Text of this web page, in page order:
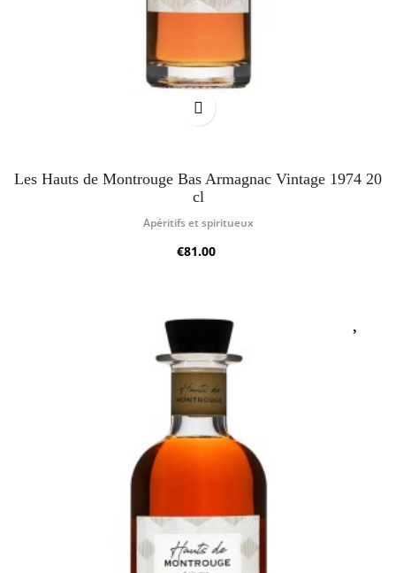
Les Hauts de Montrouge Bas Armagnac Vintage 1974 20
cl
Apéritifs et spiritueux
€81.00